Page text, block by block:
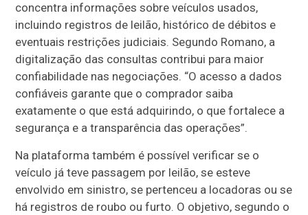
concentra informações sobre veículos usados,
incluindo registros de leilão, histórico de débitos e
eventuais restrições judiciais. Segundo Romano, a
digitalização das consultas contribui para maior
confiabilidade nas negociações. “O acesso a dados
confiáveis garante que o comprador saiba
exatamente o que está adquirindo, o que fortalece a
segurança e a transparência das operações”.
Na plataforma também é possível verificar se o
veículo já teve passagem por leilão, se esteve
envolvido em sinistro, se pertenceu a locadoras ou se
há registros de roubo ou furto. O objetivo, segundo o